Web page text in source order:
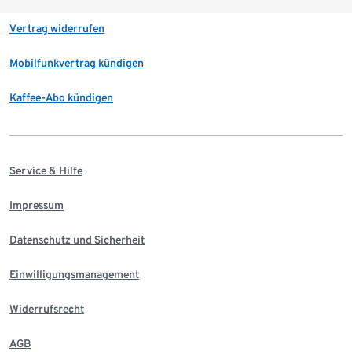
Vertrag widerrufen
Mobilfunkvertrag kündigen
Kaffee-Abo kündigen
Service & Hilfe
Impressum
Datenschutz und Sicherheit
Einwilligungsmanagement
Widerrufsrecht
AGB